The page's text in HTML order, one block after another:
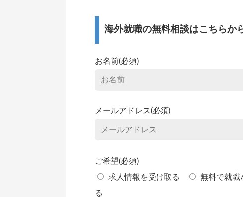
海外就職の無料相談はこちらか
お名前(必須)
メールアドレス(必須)
ご希望(必須)
求人情報を受け取る
無料で就職
る